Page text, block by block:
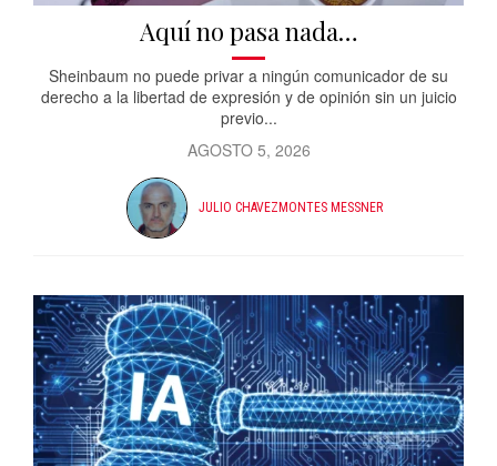
Aquí no pasa nada…
Sheinbaum no puede privar a ningún comunicador de su
derecho a la libertad de expresión y de opinión sin un juicio
previo...
AGOSTO 5, 2026
JULIO CHAVEZMONTES MESSNER